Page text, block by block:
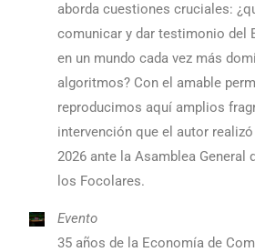
aborda cuestiones cruciales:
comunicar y dar testimonio del
en un mundo cada vez más
algoritmos? Con el amable
reproducimos aquí amplios
intervención que el autor
2026 ante la Asamblea General
los Focolares.
Evento
35 años de la Economía de